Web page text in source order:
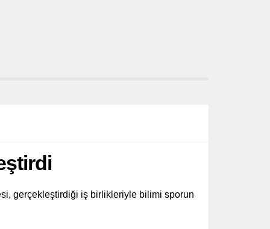
gerçekleştirdiği iş birlikleriyle bilimi sporun